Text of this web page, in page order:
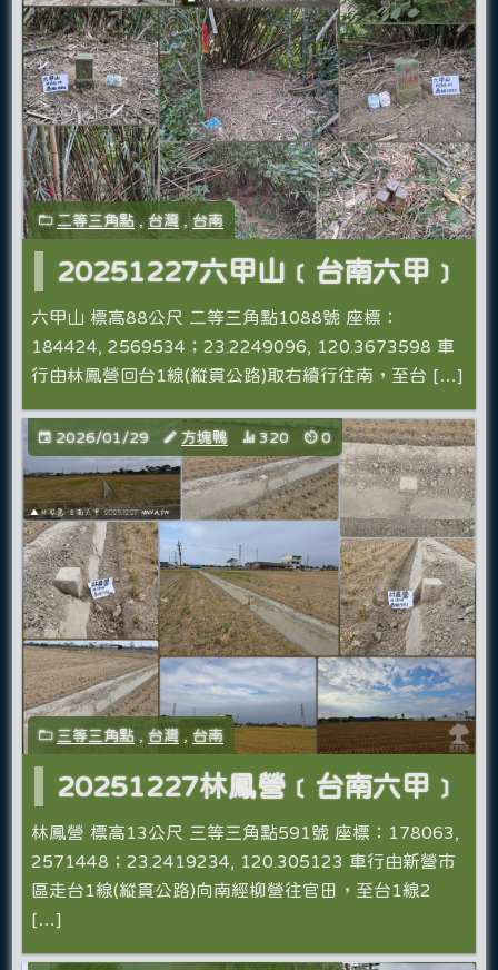
二等三角點,台灣 ,台南
20251227六甲山﹝台南六甲﹞
六甲山 標高88公尺 二等三角點1088號 座標：
184424, 2569534；23.2249096, 120.3673598 車
行由林鳳營回台1線(縱貫公路)取右續行往南，至台 […]
2026/01/29 方塊鴨 320 0
三等三角點 ,台灣 ,台南
20251227林鳳營﹝台南六甲﹞
林鳳營 標高13公尺 三等三角點591號 座標：178063,
2571448；23.2419234, 120.305123 車行由新營市
區走台1線(縱貫公路)向南經柳營往官田，至台1線2
[…]